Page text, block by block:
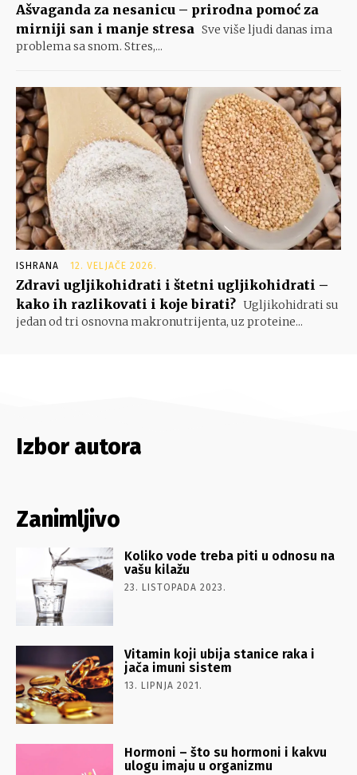
Ašvaganda za nesanicu – prirodna pomoć za
mirniji san i manje stresa Sve više ljudi danas ima
problema sa snom. Stres,...
ISHRANA 12. VELJAČE 2026.
Zdravi ugljikohidrati i štetni ugljikohidrati –
kako ih razlikovati i koje birati? Ugljikohidrati su
jedan od tri osnovna makronutrijenta, uz proteine...
Izbor autora
Zanimljivo
Koliko vode treba piti u odnosu na
vašu kilažu
23. LISTOPADA 2023.
Vitamin koji ubija stanice raka i
jača imuni sistem
13. LIPNJA 2021.
Hormoni – što su hormoni i kakvu
ulogu imaju u organizmu